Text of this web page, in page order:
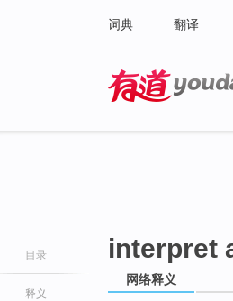
词典 翻译
目录
释义
interpret
网络释义